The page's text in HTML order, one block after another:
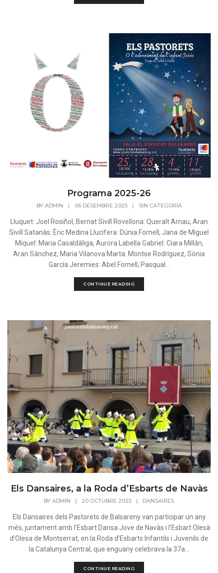
Programa 2025-26
BY ADMIN | 06 DESEMBRE 2025 | SIN CATEGORÍA
Lluquet: Joel Rosiñol, Bernat Sivill Rovellona: Queralt Arnau, Aran
Sivill Satanàs: Èric Medina Llucifera: Dúnia Fornell, Jana de Miguel
Miquel: Maria Casaldàliga, Aurora Labella Gabriel: Ciara Millán,
Aran Sánchez, Maria Vilanova Marta: Montse Rodríguez, Sònia
García Jeremies: Abel Fornell, Pasqual...
CONTINUE READING
Els Dansaires, a la Roda d’Esbarts de Navàs
BY ADMIN | 20 OCTUBRE 2025 | DANSAIRES
Els Dansaires dels Pastorets de Balsareny van participar un any
més, juntament amb l’Esbart Dansa Jove de Navàs i l’Esbart Olesà
d’Olesa de Montserrat, en la Roda d’Esbarts Infantils i Juvenils de
la Catalunya Central, que enguany celebrava la 37a...
CONTINUE READING